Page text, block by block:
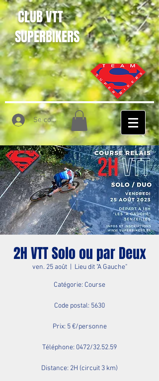
CLUB VTT
SUPERBIKERS
Se connecter
2H VTT Solo ou par Deux
ven. 25 août
  |
Lieu dit "A Gauche"
Catégorie: Course
Code postal: 5630
Prix: 5 €/personne
Téléphone: 0472/32.52.59
Distance: 2H (circuit 3 km)